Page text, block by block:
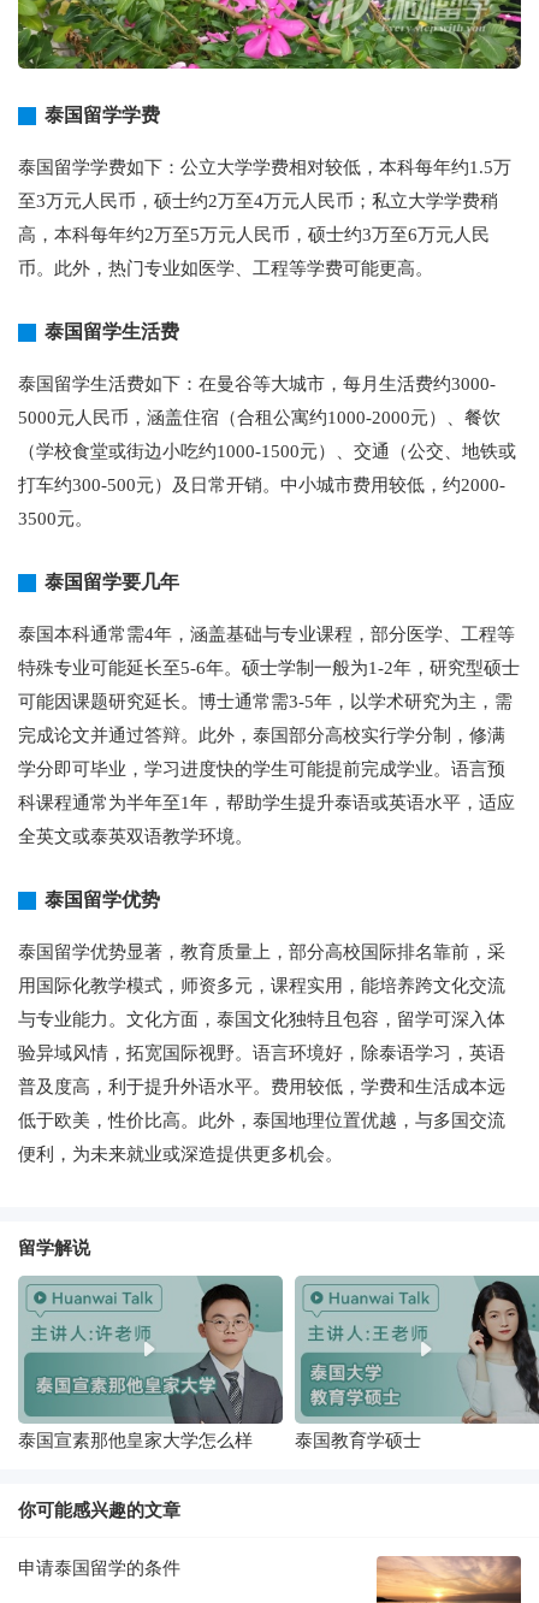
泰国留学学费
泰国留学学费如下：公立大学学费相对较低，本科每年约1.5万
至3万元人民币，硕士约2万至4万元人民币；私立大学学费稍
高，本科每年约2万至5万元人民币，硕士约3万至6万元人民
币。此外，热门专业如医学、工程等学费可能更高。
泰国留学生活费
泰国留学生活费如下：在曼谷等大城市，每月生活费约3000-
5000元人民币，涵盖住宿（合租公寓约1000-2000元）、餐饮
（学校食堂或街边小吃约1000-1500元）、交通（公交、地铁或
打车约300-500元）及日常开销。中小城市费用较低，约2000-
3500元。
泰国留学要几年
泰国本科通常需4年，涵盖基础与专业课程，部分医学、工程等
特殊专业可能延长至5-6年。硕士学制一般为1-2年，研究型硕士
可能因课题研究延长。博士通常需3-5年，以学术研究为主，需
完成论文并通过答辩。此外，泰国部分高校实行学分制，修满
学分即可毕业，学习进度快的学生可能提前完成学业。语言预
科课程通常为半年至1年，帮助学生提升泰语或英语水平，适应
全英文或泰英双语教学环境。
泰国留学优势
泰国留学优势显著，教育质量上，部分高校国际排名靠前，采
用国际化教学模式，师资多元，课程实用，能培养跨文化交流
与专业能力。文化方面，泰国文化独特且包容，留学可深入体
验异域风情，拓宽国际视野。语言环境好，除泰语学习，英语
普及度高，利于提升外语水平。费用较低，学费和生活成本远
低于欧美，性价比高。此外，泰国地理位置优越，与多国交流
便利，为未来就业或深造提供更多机会。
留学解说
泰国宣素那他皇家大学怎么样 泰国教育学硕士
你可能感兴趣的文章
申请泰国留学的条件